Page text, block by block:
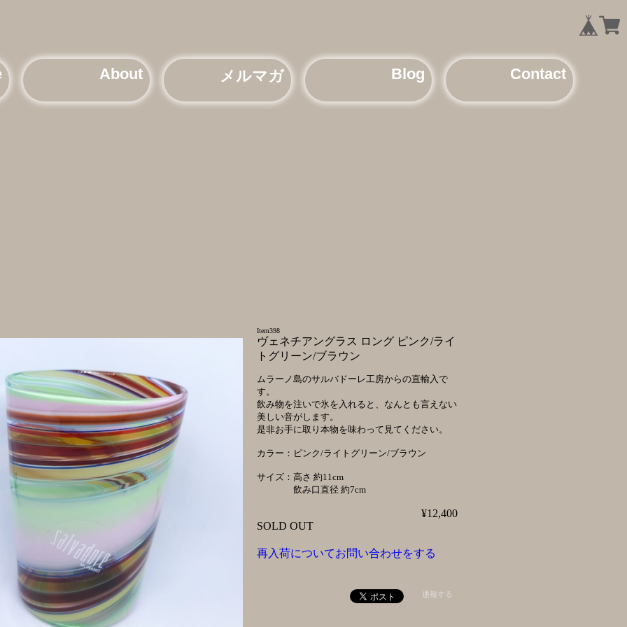
About メルマガ Blog Contact
Item398
ヴェネチアングラス ロング ピンク/ライ
トグリーン/ブラウン
ムラーノ島のサルバドーレ工房からの直輸入で
す。
飲み物を注いで氷を入れると、なんとも言えない
美しい音がします。
是非お手に取り本物を味わって見てください。
カラー：ピンク/ライトグリーン/ブラウン
サイズ：高さ 約11cm
飲み口直径 約7cm
¥12,400
SOLD OUT
再入荷についてお問い合わせをする
通報する